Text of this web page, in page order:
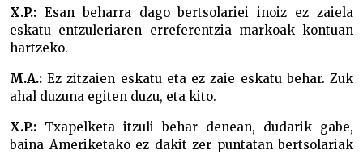
X.P.: Esan beharra dago bertsolariei inoiz ez zaiela
eskatu entzuleriaren erreferentzia markoak kontuan
hartzeko.
M.A.: Ez zitzaien eskatu eta ez zaie eskatu behar. Zuk
ahal duzuna egiten duzu, eta kito.
X.P.: Txapelketa itzuli behar denean, dudarik gabe,
baina Ameriketako ez dakit zer puntatan bertsolariak